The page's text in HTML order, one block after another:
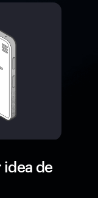
idea de